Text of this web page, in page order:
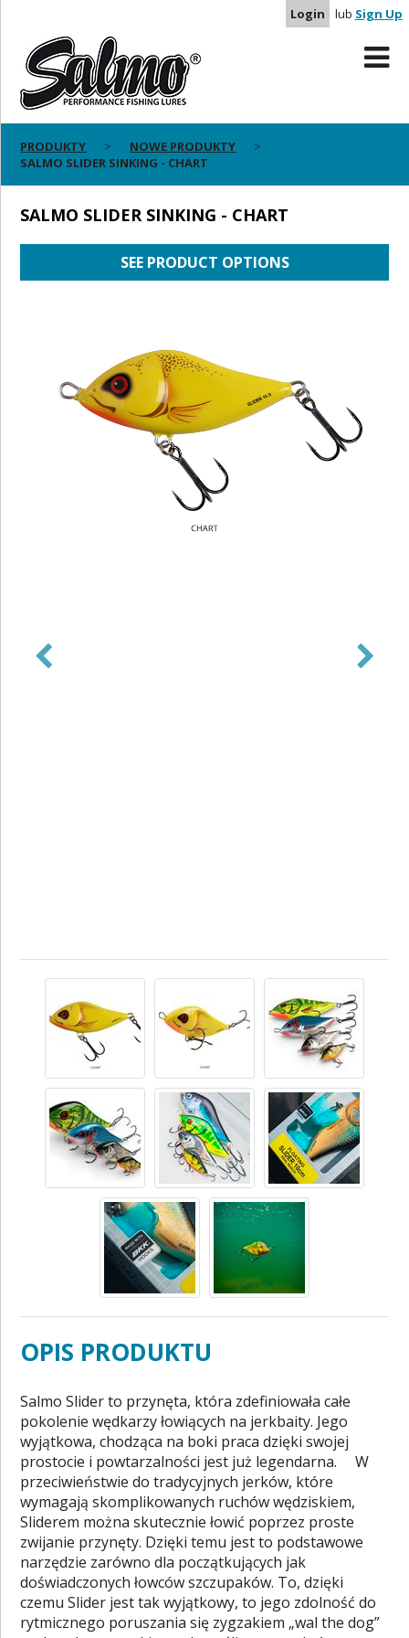
Login lub Sign Up
PRODUKTY
NOWE PRODUKTY
SALMO SLIDER SINKING - CHART
SALMO SLIDER SINKING - CHART
SEE PRODUCT OPTIONS
OPIS PRODUKTU
Salmo Slider to przynęta, która zdefiniowała całe
pokolenie wędkarzy łowiących na jerkbaity. Jego
wyjątkowa, chodząca na boki praca dzięki swojej
prostocie i powtarzalności jest już legendarna. W
przeciwieństwie do tradycyjnych jerków, które
wymagają skomplikowanych ruchów wędziskiem,
Sliderem można skutecznie łowić poprzez proste
zwijanie przynęty. Dzięki temu jest to podstawowe
narzędzie zarówno dla początkujących jak
doświadczonych łowców szczupaków. To, dzięki
czemu Slider jest tak wyjątkowy, to jego zdolność do
rytmicznego poruszania się zygzakiem „wal the dog”